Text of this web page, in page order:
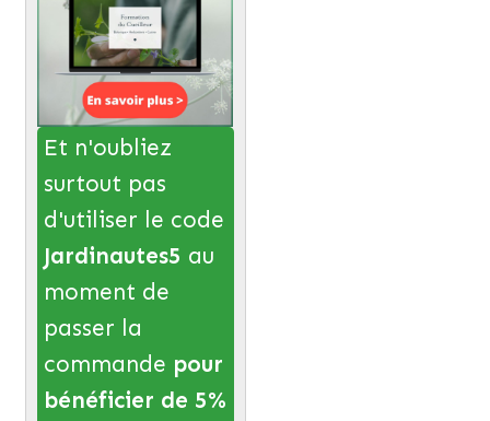
Et n'oubliez
surtout pas
d'utiliser le code
Jardinautes5 au
moment de
passer la
commande pour
bénéficier de 5%